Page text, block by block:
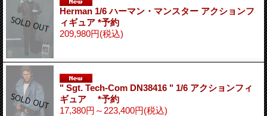
Herman 1/6 ハーマン・マンスター アクションフ
ィギュア *予約
209,980円(税込)
" Sgt. Tech-Com DN38416 " 1/6 アクションフィ
ギュア *予約
17,380円～223,400円(税込)